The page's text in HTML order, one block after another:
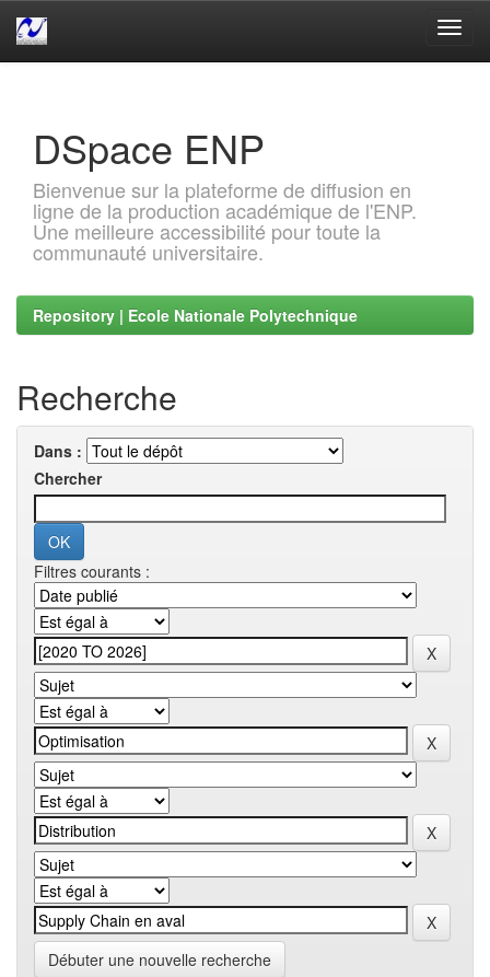
DSpace ENP
Bienvenue sur la plateforme de diffusion en
ligne de la production académique de l'ENP.
Une meilleure accessibilité pour toute la
communauté universitaire.
Repository | Ecole Nationale Polytechnique
Recherche
Dans :
Chercher
Filtres courants :
Débuter une nouvelle recherche